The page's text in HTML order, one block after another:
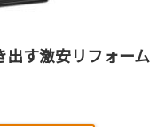
す激安リフォーム